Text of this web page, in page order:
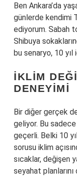
Ben Ankara’da
günlerde kendimi
ediyorum. Sabah
Shibuya
bu senaryo, 10
İKLIM
DENEYIMI
Bir diğer gerçek
geliyor. Bu
geçerli. Belki 10
sorusu iklim
sıcaklar, değişen
seyahat